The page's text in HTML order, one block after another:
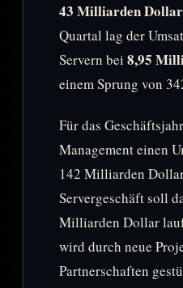
43 Milliarden Dollar
Quartal lag der
Servern bei 8,95
einem Sprung von
Für das
Management einen
142 Milliarden
Servergeschäft soll
Milliarden Dollar
wird durch neue
Partnerschaften